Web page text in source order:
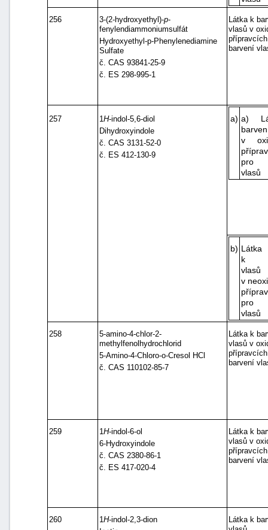
256 3-(2-hydroxyethyl)-p-
fenylendiammoniumsulfát
Hydroxyethyl-p-Phenylenediamine
Sulfate
č. CAS 93841-25-9
č. ES 298-995-1
Látka k
vlasů v
barvení
257 1H-indol-5,6-diol
Dihydroxyindole
č. CAS 3131-52-0
č. ES 412-130-9
a) a)
v
pro
vlasů
b) Látka
k
vlasů
v
pro
vlasů
258
5-amino-4-chlor-2-
methylfenolhydrochlorid
5-Amino-4-Chloro-o-Cresol HCl
č. CAS 110102-85-7
Látka k
vlasů v
barvení
259 1H-indol-6-ol
6-Hydroxyindole
č. CAS 2380-86-1
č. ES 417-020-4
Látka k
vlasů v
barvení
260 1H-indol-2,3-dion
Látka k